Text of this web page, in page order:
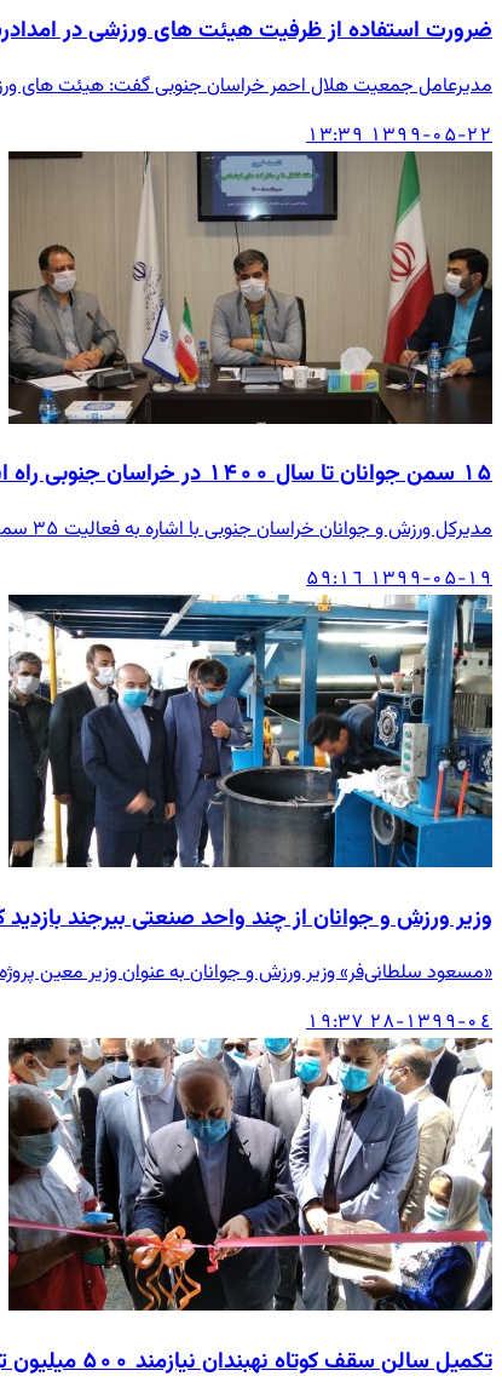
ضرورت استفاده از ظرفیت هیئت های ورزشی در
مدیرعامل جمعیت هلال احمر خراسان جنوبی گفت: هیئت های
۱۳۹۹-۰۵-۲۲ ۱۳:۳۹
۱۵ سمن جوانان تا سال ۱۴۰۰ در خراسان جنوبی راه اندازی می شود
مدیرکل ورزش و جوانان خراسان جنوبی با اشاره به فعالیت ۳۵ سمن جوانان در خراسان جنوبی گفت: تا پایان افق ۱۴۰۰ تعداد سازمان های مردم نهاد جوانان خراسان جنوبی به ۵۰ مورد افزایش می یابد.
۱۳۹۹-۰۵-۱۹ ۱٦:۵۹
وزیر ورزش و جوانان از چند واحد صنعتی بیرجند بازدید
«مسعود سلطانی‌فر» وزیر ورزش و جوانان به عنوان وزیر معین
۱۳۹۹-۰٤-۲۸ ۱۹:۳۷
تکمیل سالن سقف کوتاه نهبندان نیازمند ۵۰۰ میلیون تومان اعتبار